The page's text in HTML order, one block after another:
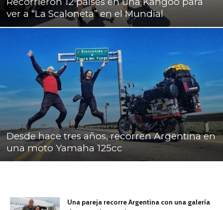
ver a “La Scaloneta” en el Mundial
Desde hace tres años, recorren Argentina en
una moto Yamaha 125cc
Una pareja recorre Argentina con una galería